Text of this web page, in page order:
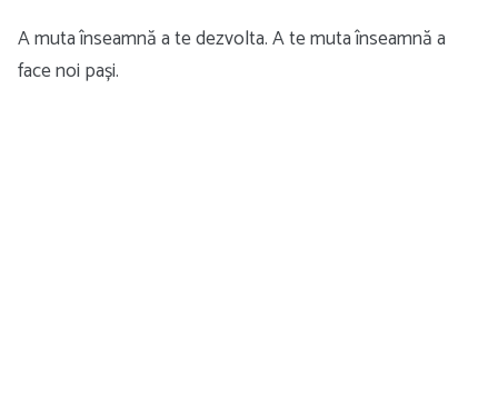
A muta înseamnă a te dezvolta. A te muta înseamnă a
face noi pași.